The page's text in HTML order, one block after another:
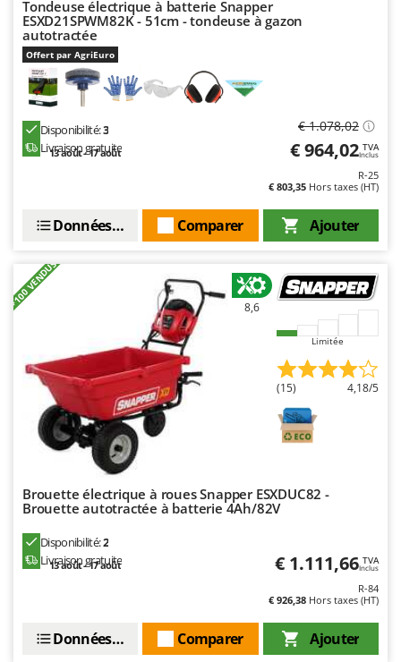
Master
Mastercook
Masterpro
McCulloch
Michelin
Mockmill
MOSA
MTD
New O.M.R.A.
Nilfisk
Novatec
Novital
NuAir
NuovaFac
Officine Savioli
Tondeuse électrique à batterie Snapper
ESXD21SPWM82K - 51cm - tondeuse à gazon
autotractée
Offert par AgriEuro
Disponibilité:3
Livraison gratuite
13 août - 17 août
€ 1.078,02
€ 964,02 TVA
Inclus
R-25
€ 803,35 Hors taxes (HT)
Ajouter
Comparer
Données techniques
+100 VENDUS 8,6
Limitée
(15) 4,18/5
Brouette électrique à roues Snapper ESXDUC82 -
Brouette autotractée à batterie 4Ah/82V
Disponibilité:2
Livraison gratuite
13 août - 17 août € 1.111,66 TVA
Inclus
R-84
€ 926,38 Hors taxes (HT)
Ajouter
Comparer
Données techniques